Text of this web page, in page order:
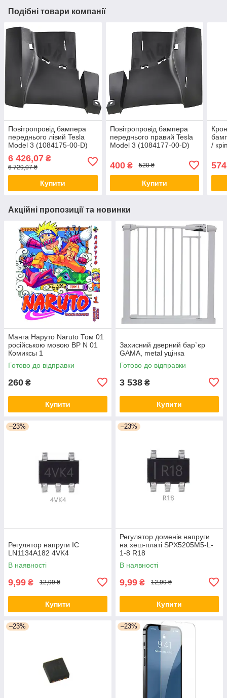
Подібні товари компанії
Повітропровід бампера
переднього лівий Tesla
Model 3 (1084175-00-D)
6 426,07 ₴
6 729,07 ₴
Купити
Повітропровід бампера
переднього правий Tesla
Model 3 (1084177-00-D)
400₴ 520 ₴
Купити
/
Акційні пропозиції та новинки
Манга Наруто Naruto Том 01
російською мовою ВР N 01
Комиксы 1
Готово до відправки
260 ₴
Купити
Захисний дверний бар`єр
GAMA, metal уцінка
Готово до відправки
3 538 ₴
Купити
–23%
Регулятор напруги ІС
LN1134A182 4VK4
В наявності
9,99 ₴ 12,99 ₴
Купити
–23%
Регулятор доменів напруги
на хеш-платі SPX5205M5-L-
1-8 R18
В наявності
9,99 ₴ 12,99 ₴
Купити
–23% –23%